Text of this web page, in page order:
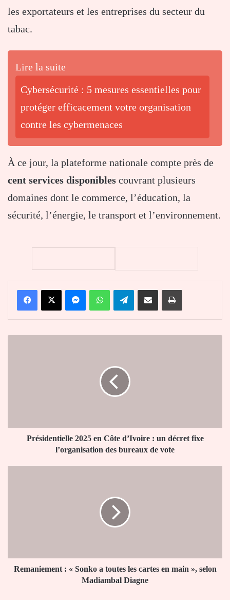
les exportateurs et les entreprises du secteur du
tabac.
Lire la suite
Cybersécurité : 5 mesures essentielles pour
protéger efficacement votre organisation
contre les cybermenaces
À ce jour, la plateforme nationale compte près de
cent services disponibles couvrant plusieurs
domaines dont le commerce, l’éducation, la
sécurité, l’énergie, le transport et l’environnement.
FacebookX MessengerWhatsAppTelegramPartager par email Imprimer
fixe
l’organisation
Présidentielle 2025 en Côte d’Ivoire : un décret fixe
l’organisation des bureaux de vote
en
main
Remaniement : « Sonko a toutes les cartes en main », selon
Madiambal Diagne